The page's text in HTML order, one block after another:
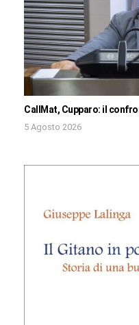
CallMat, Cupparo: il
5 Agosto 2026